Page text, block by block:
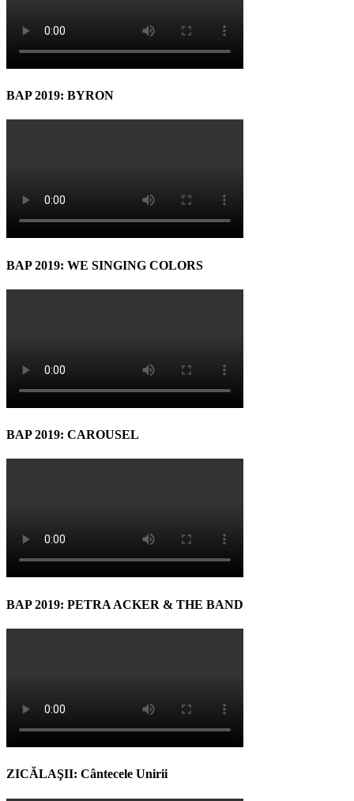
BAP 2019: BYRON
BAP 2019: WE SINGING COLORS
BAP 2019: CAROUSEL
BAP 2019: PETRA ACKER & THE BAND
ZICĂLAŞII: Cântecele Unirii